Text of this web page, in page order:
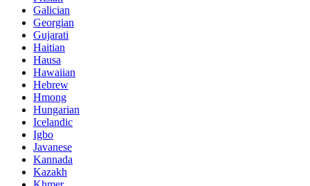
Galician
Georgian
Gujarati
Haitian
Hausa
Hawaiian
Hebrew
Hmong
Hungarian
Icelandic
Igbo
Javanese
Kannada
Kazakh